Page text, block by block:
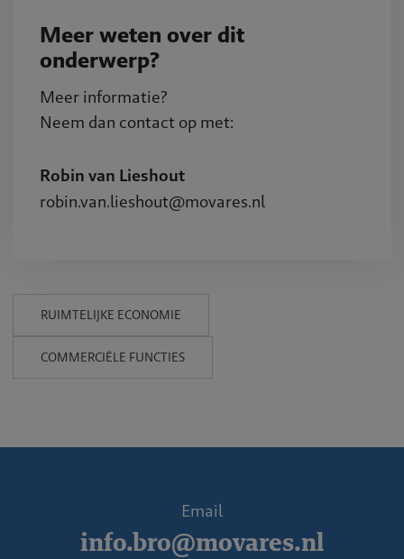
Meer weten over dit
onderwerp?
Meer informatie?
Neem dan contact op met:
Robin van Lieshout
robin.van.lieshout@movares.nl
RUIMTELIJKE ECONOMIE
COMMERCIËLE FUNCTIES
Email
info.bro@movares.nl